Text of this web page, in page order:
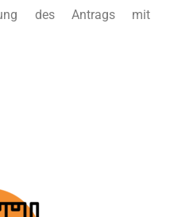
des Antrags mit